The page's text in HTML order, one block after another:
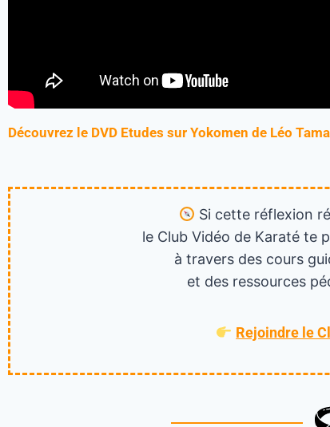
Découvrez le DVD Etudes sur Yokomen de Léo
Si cette réflexion
le Club Vidéo de Karaté te
à travers des cours
et des ressources
Rejoindre le